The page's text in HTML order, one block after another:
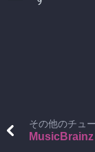
その他のチュ
MusicBrainz